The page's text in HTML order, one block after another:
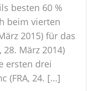
besten 60 %
beim vierten
2015) für das
März 2014)
ersten drei
(FRA, 24. […]